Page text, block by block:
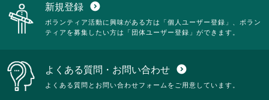
新規登録 expand_circle_down
ボランティア活動に興味がある方は「個人ユーザー登録」、ボラン
ティアを募集したい方は「団体ユーザー登録」ができます。
よくある質問・お問い合わせ expand_circle_down
よくある質問とお問い合わせフォームをご用意しています。